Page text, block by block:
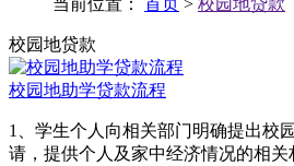
当前位置： 首页 > 校园地贷款
校园地贷款
校园地助学贷款流程
1、学生个人向相关部门明确提出校
请，提供个人及家中经济情况的相